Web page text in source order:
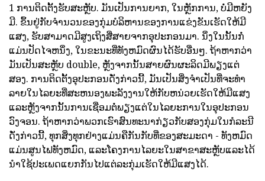
1 ການຕິດຕັ້ງຮັບສະຫຼັບ. ມັນເປັນການຍາກ, ໃນຫຼັກການ, ບໍ່ມີຫຍັງ
ມີ. ຂຶ້ນຢູ່ກັບຈໍານວນຂອງກຸ່ມບໍລິຫານຂອງການແຂ່ງຂັນເຮັດໃຫ້ມີ
ແສງ, ຮັບສາມາດມີສູງເຖິງສີ່ສາຍຈາກອຸປະກອນມາ. ນຶ່ງໃນນັ້ນກໍ່
ແມ່ນປັດໄຈຫນຶ່ງ, ໃນຂະນະທີ່ທັງຫມົດຜົນໄດ້ຮັບອື່ນໆ. ຖ້າຫາກວ່າ
ມັນເປັນສະຫຼັບ double, ຫຼັງຈາກນັ້ນສາຍຜົນຜະລິດມີພຽງແຕ່
ສອງ. ການຕິດຕັ້ງອຸປະກອນດັ່ງກ່າວນີ້, ມັນເປັນສິ່ງຈໍາເປັນທີ່ຈະທໍາ
ລາຍໃນໄລຍະທີ່ສະຫນອງພະລັງງານໃຫ້ກັບຫນ່ວຍເຮັດໃຫ້ມີແສງ
ແລະຫຼັງຈາກນັ້ນການເຊື່ອມຕໍ່ພຽງແຕ່ໃນໄລຍະການໃນອຸປະກອນ
ວົງຈອນ. ຖ້າຫາກວ່າພວກເຮົາສົນທະນາກ່ຽວກັບສອງກຸ່ມໃນກໍລະນີ
ດັ່ງກ່າວນີ້, ທຸກສິ່ງທຸກຢ່າງແມ່ນຄືກັນກັບທີ່ຂອງສະມະດາ - ທັງຫມົດ
ແມ່ນສູນໄຟທັງຫມົດ, ແລະໂຄງການໄລຍະໃນສາຂາສະຫຼັບແລະໄດ້
ນໍາໃຊ້ປະເພດແຍກກັນໄປແຕ່ລະກຸ່ມເຮັດໃຫ້ມີແສງໄດ້.